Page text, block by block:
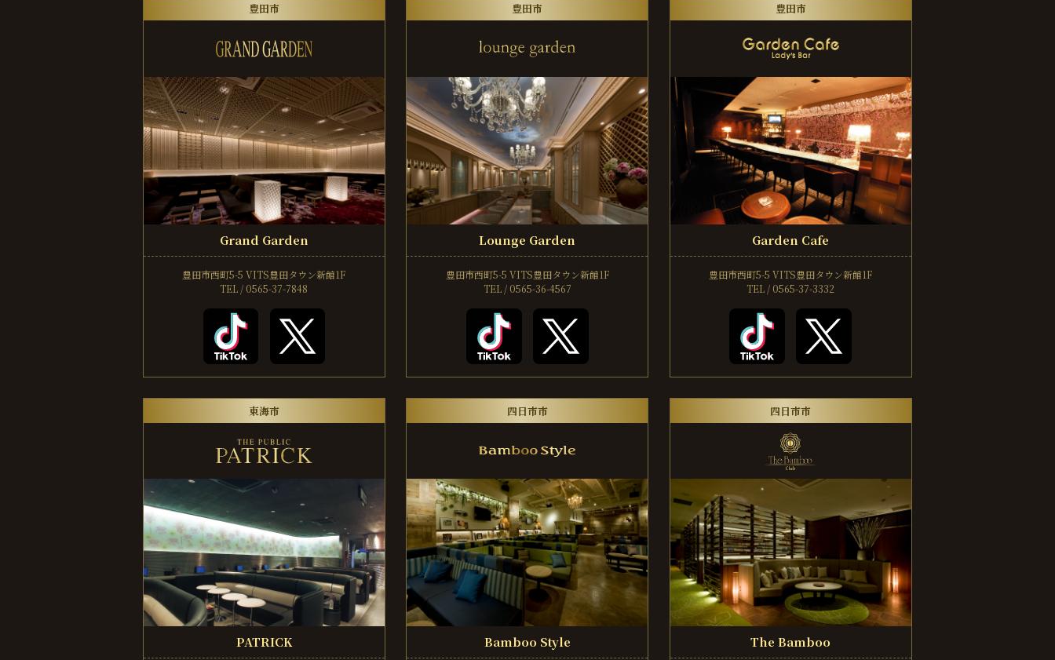
豊田市
Grand Garden
豊田市西町5-5VITS豊田タウン新館1F
TEL / 0565-37-7848
豊田市
Lounge Garden
豊田市西町5-5 VITS豊田タウン新館1F
TEL / 0565-36-4567
豊田市
Garden Cafe
豊田市西町5-5VITS豊田タウン新館1F
TEL / 0565-37-3332
東海市
PATRICK
四日市市
Bamboo Style
四日市市
The Bamboo